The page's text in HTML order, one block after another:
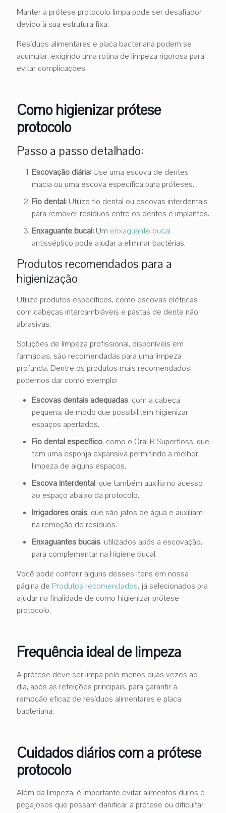
Manter a prótese protocolo limpa pode ser desafiador
devido à sua estrutura fixa.
Resíduos alimentares e placa bacteriana podem se
acumular, exigindo uma rotina de limpeza rigorosa para
evitar complicações.
Como higienizar prótese
protocolo
Passo a passo detalhado:
Escovação diária:Use uma escova de dentes
macia ou uma escova específica para próteses.
Fio dental:Utilize fio dental ou escovas interdentais
para remover resíduos entre os dentes e implantes.
Enxaguante bucal:Um enxaguante bucal
antisséptico pode ajudar a eliminar bactérias.
Produtos recomendados para a
higienização
Utilize produtos específicos, como escovas elétricas
com cabeças intercambiáveis e pastas de dente não
abrasivas.
Soluções de limpeza profissional, disponíveis em
farmácias, são recomendadas para uma limpeza
profunda. Dentre os produtos mais recomendados,
podemos dar como exemplo:
Escovas dentais adequadas, com a cabeça
pequena, de modo que possibilitem higienizar
espaços apertados.
Fio dental específico, como o Oral B Superfloss, que
tem uma esponja expansiva permitindo a melhor
limpeza de alguns espaços.
Escova interdental, que também auxilia no acesso
ao espaço abaixo da protocolo.
Irrigadores orais, que são jatos de água e auxiliam
na remoção de resíduos.
Enxaguantes bucais, utilizados após a escovação,
para complementar na higiene bucal.
Você pode conferir alguns desses itens em nossa
página de Produtos recomendados, já selecionados pra
ajudar na finalidade de como higienizar prótese
protocolo.
Frequência ideal de limpeza
A prótese deve ser limpa pelo menos duas vezes ao
dia, após as refeições principais, para garantir a
remoção eficaz de resíduos alimentares e placa
bacteriana.
Cuidados diários com a prótese
protocolo
Além da limpeza, é importante evitar alimentos duros e
pegajosos que possam danificar a prótese ou dificultar